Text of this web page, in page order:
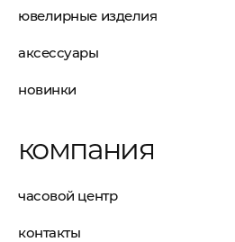
ювелирные изделия
аксессуары
новинки
компания
часовой центр
контакты